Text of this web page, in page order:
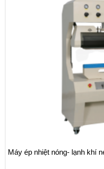
Máy ép nhiệt nóng- lạnh khí